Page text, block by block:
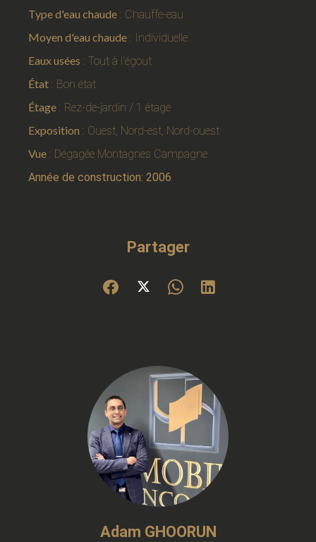
Type d'eau chaude
Chauffe-eau
Moyen d'eau chaude
Individuelle
Eaux usées
Tout à l'égout
État
Bon état
Étage
Rez-de-jardin / 1 étage
Exposition
Ouest, Nord-est, Nord-ouest
Vue
Dégagée Montagnes Campagne
Année de construction: 2006
Partager
Adam GHOORUN